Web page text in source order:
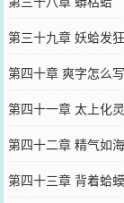
第三十九章 妖蛤发狂
第四十章 爽字怎么写
第四十一章 太上化
第四十二章 精气如
第四十三章 背着蛤